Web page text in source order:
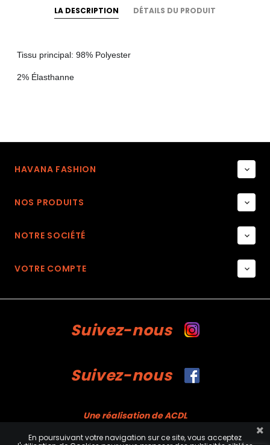
LA DESCRIPTION DÉTAILS DU PRODUIT
Tissu principal: 98% Polyester
2% Élasthanne
HAVANA FASHION 
NOS PRODUITS 
NOTRE SOCIÉTÉ 
VOTRE COMPTE 
Suivez-nous
Suivez-nous
Une réalisation de ACDL
En poursuivant votre navigation sur ce site, vous acceptez